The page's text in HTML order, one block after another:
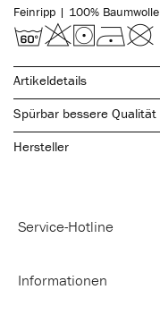
Feinripp | 100% Baumwolle
Artikeldetails
langlebige Qualität
Spürbar bessere Qualität
Hersteller
Service-Hotline
Informationen